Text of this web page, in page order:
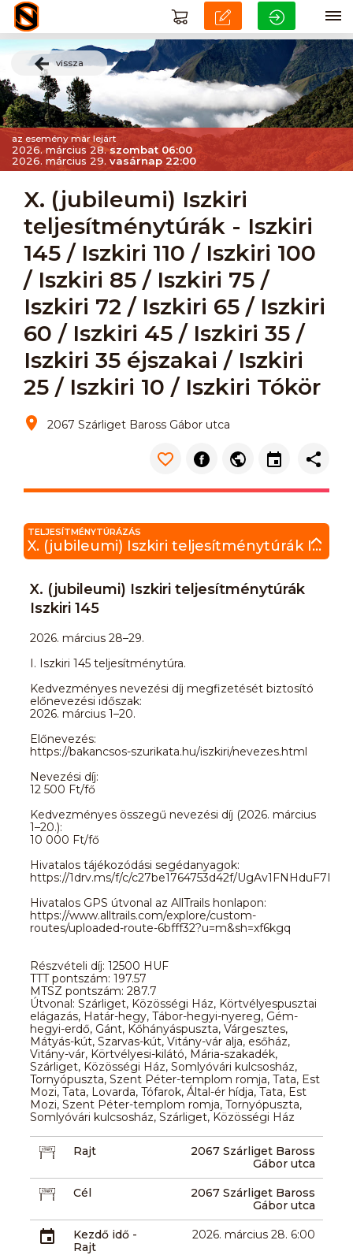
vissza
az esemény már lejárt
2026. március 28. szombat 06:00
2026. március 29. vasárnap 22:00
X. (jubileumi) Iszkiri
teljesítménytúrák - Iszkiri
145 / Iszkiri 110 / Iszkiri 100
/ Iszkiri 85 / Iszkiri 75 /
Iszkiri 72 / Iszkiri 65 / Iszkiri
60 / Iszkiri 45 / Iszkiri 35 /
Iszkiri 35 éjszakai / Iszkiri
25 / Iszkiri 10 / Iszkiri Tókör
2067 Szárliget Baross Gábor utca
TELJESÍTMÉNYTÚRÁZÁS
X. (jubileumi) Iszkiri teljesítménytúrák Iszkiri 145
X. (jubileumi) Iszkiri teljesítménytúrák
Iszkiri 145
2026. március 28–29.
I. Iszkiri 145 teljesítménytúra.
Kedvezményes nevezési díj megfizetését biztosító
előnevezési időszak:
2026. március 1–20.
Előnevezés:
https://bakancsos-szurikata.hu/iszkiri/nevezes.html
Nevezési díj:
12 500 Ft/fő
Kedvezményes összegű nevezési díj (2026. március
1–20.):
10 000 Ft/fő
Hivatalos tájékozódási segédanyagok:
https://1drv.ms/f/c/c27be1764753d42f/
Hivatalos GPS útvonal az AllTrails honlapon:
https://www.alltrails.com/explore/custom-
routes/uploaded-route-6bfff32?u=m&sh=xf6kgq
Részvételi díj: 12500 HUF
TTT pontszám: 197.57
MTSZ pontszám: 287.7
Útvonal: Szárliget, Közösségi Ház, Körtvélyespusztai
elágazás, Határ-hegy, Tábor-hegyi-nyereg, Gém-
hegyi-erdő, Gánt, Kőhányáspuszta, Várgesztes,
Mátyás-kút, Szarvas-kút, Vitány-vár alja, esőház,
Vitány-vár, Körtvélyesi-kilátó, Mária-szakadék,
Szárliget, Közösségi Ház, Somlyóvári kulcsosház,
Tornyópuszta, Szent Péter-templom romja, Tata, Est
Mozi, Tata, Lovarda, Tófarok, Által-ér hídja, Tata, Est
Mozi, Szent Péter-templom romja, Tornyópuszta,
Somlyóvári kulcsosház, Szárliget, Közösségi Ház
Rajt
2067 Szárliget Baross
Gábor utca
Cél
2067 Szárliget Baross
Gábor utca
Kezdő idő -
Rajt
2026. március 28. 6:00